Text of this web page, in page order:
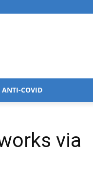
ANTI-COVID
via